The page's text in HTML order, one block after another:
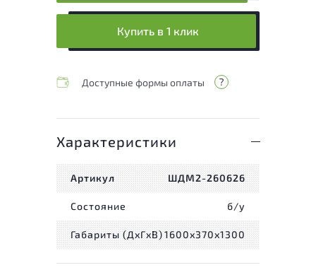
Купить в 1 клик
Доступные формы оплаты
Характеристики
Артикул ШДМ2-260626
Состояние б/у
Габариты (ДxГxВ)1600x370x1300